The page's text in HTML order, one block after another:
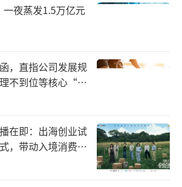
把你卖了。（责任编辑：zx0600）
夜蒸发1.5万亿元
，直指公司发展规
不到位等核心“痛
在即：出海创业试
，带动入境消费反